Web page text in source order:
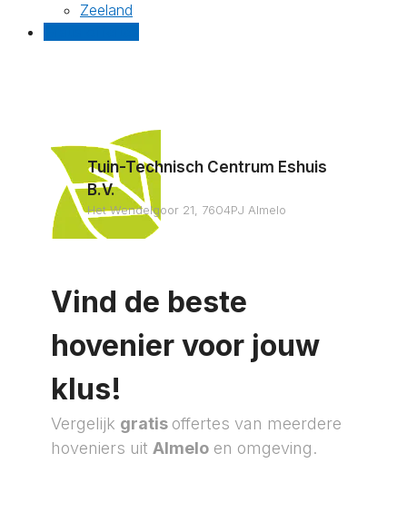
Zeeland
Tuin-Technisch Centrum Eshuis
B.V.
Het Wendelgoor 21, 7604PJ Almelo
Vind de beste
hovenier voor jouw
klus!
Vergelijk gratis offertes van meerdere
hoveniers uit Almelo en omgeving.